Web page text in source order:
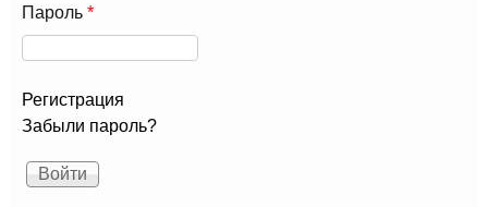
Пароль *
Регистрация
Забыли пароль?